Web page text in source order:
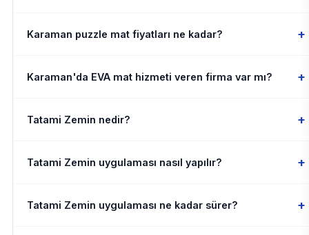
Karaman puzzle mat fiyatları ne kadar? +
Karaman'da EVA mat hizmeti veren firma var mı? +
Tatami Zemin nedir? +
Tatami Zemin uygulaması nasıl yapılır? +
Tatami Zemin uygulaması ne kadar sürer? +